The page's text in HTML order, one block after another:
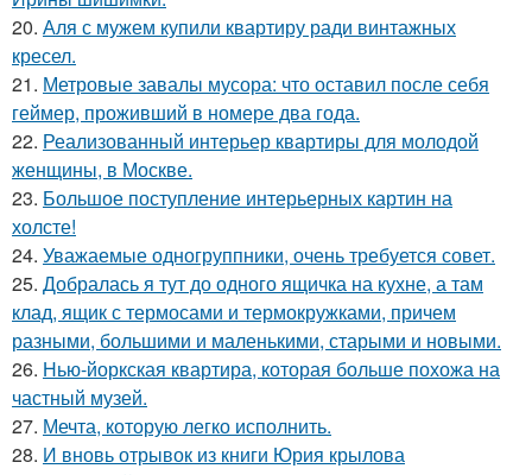
20. Аля с мужем купили квартиру ради винтажных
кресел.
21. Метровые завалы мусора: что оставил после себя
геймер, проживший в номере два года.
22. Реализованный интерьер квартиры для молодой
женщины, в Москве.
23. Большое поступление интерьерных картин на
холсте!
24. Уважаемые одногруппники, очень требуется совет.
25. Добралась я тут до одного ящичка на кухне, а там
клад, ящик с термосами и термокружками, причем
разными, большими и маленькими, старыми и новыми.
26. Нью-йоркская квартира, которая больше похожа на
частный музей.
27. Мечта, которую легко исполнить.
28. И вновь отрывок из книги Юрия крылова